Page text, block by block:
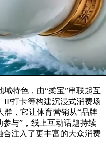
特色，由“柔宝”串联起互
打卡等构建沉浸式消费场
，它让体育营销从“品牌
参与”，线上互动话题持续
合注入了更丰富的大众消费